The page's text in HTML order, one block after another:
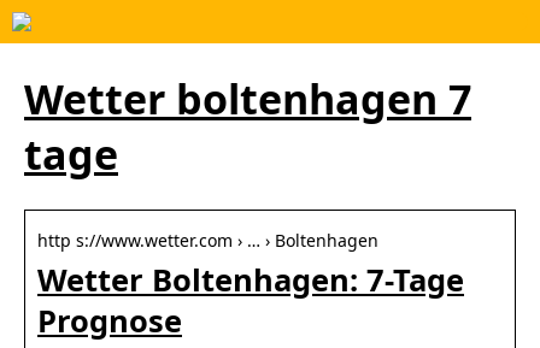
Wetter boltenhagen 7
tage
http s://www.wetter.com › … › Boltenhagen
Wetter Boltenhagen: 7-Tage
Prognose